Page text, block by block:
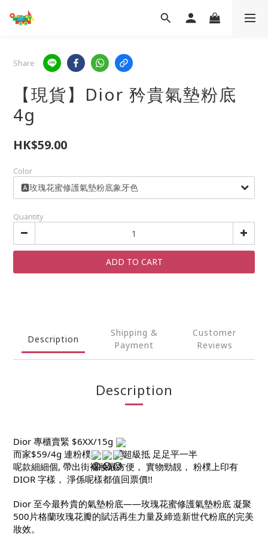
Share
【現貨】Dior 矜貴氣墊粉底
4g
HK$59.00
Color
Quantity
ADD TO CART
Description
Shipping &
Payment
Customer
Reviews
Description
Dior 專櫃賣緊 $6XX/15g
而家$59/4g 連粉樸
超級抵 足足平一半
呢款細細個, 帶出街補妝最方便， 實物勁靚， 粉樸上印有
DIOR 字樣， 淨係呢樣都值回票價!!
Dior 至今最矜貴的氣墊粉底——玫瑰花蜜修護氣墊粉底 凝聚
500片格蘭玫瑰花瓣的賦活再生力量及締造新世代粉底的完美
妝效。